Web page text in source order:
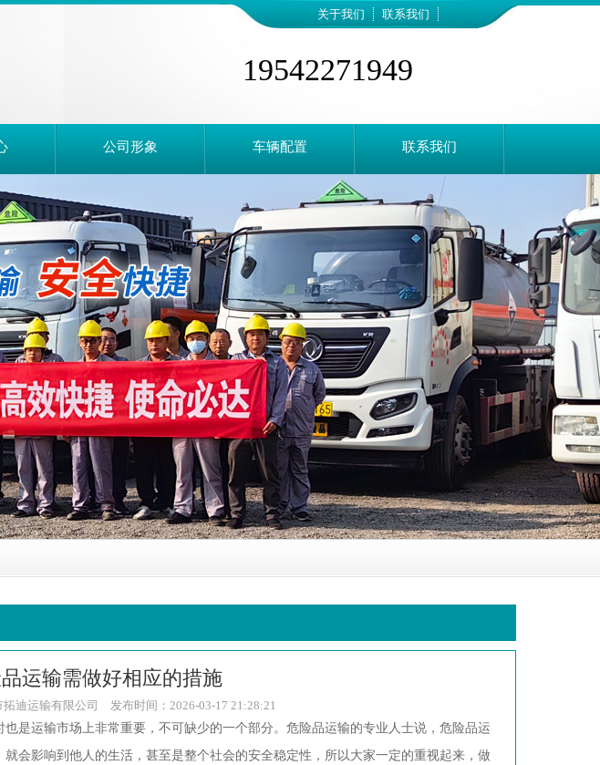
关于我们 联系我们
19542271949
公司形象 车辆配置 联系我们
运输需做好相应的措施
拓迪运输有限公司 发布时间：2026-03-17 21:28:21
运输市场上非常重要，不可缺少的一个部分。危险品运输的专业人士说，危险品运
会影响到他人的生活，甚至是整个社会的安全稳定性，所以大家一定的重视起来，做